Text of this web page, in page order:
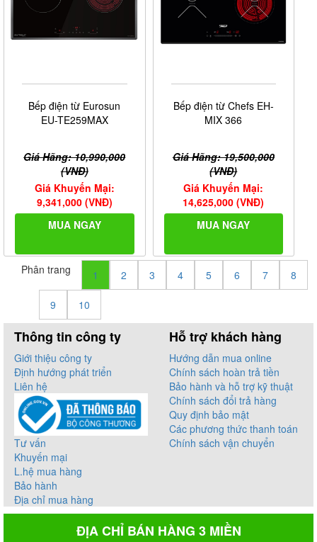
Bếp điện từ Eurosun
EU-TE259MAX
Giá Hãng: 10,990,000
(VNĐ)
Giá Khuyến Mại:
9,341,000 (VNĐ)
MUA NGAY
Bếp điện từ Chefs EH-
MIX 366
Giá Hãng: 19,500,000
(VNĐ)
Giá Khuyến Mại:
14,625,000 (VNĐ)
MUA NGAY
Phân trang 1 2 3 4 5 6 7 8
9 10
Thông tin công ty
Giới thiệu công ty
Định hướng phát triển
Liên hệ
Tư vấn
Khuyến mại
L.hệ mua hàng
Bảo hành
Địa chỉ mua hàng
Hỗ trợ khách hàng
Hướng dẫn mua online
Chính sách hoàn trả tiền
Bảo hành và hỗ trợ kỹ thuật
Chính sách đổi trả hàng
Quy định bảo mật
Các phương thức thanh toán
Chính sách vận chuyển
ĐỊA CHỈ BÁN HÀNG 3 MIỀN